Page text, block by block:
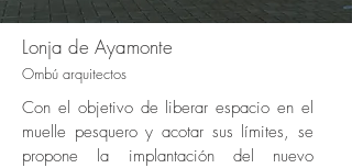
Lonja de Ayamonte
Ombú arquitectos
Con el objetivo de liberar espacio en el
muelle pesquero y acotar sus límites, se
propone la implantación del nuevo